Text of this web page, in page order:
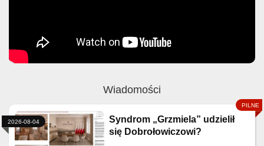
Wiadomości
Syndrom „Grzmiela” udzielił
się Dobrołowiczowi?
2026-08-04